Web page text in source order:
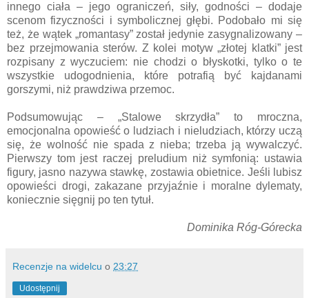
innego ciała – jego ograniczeń, siły, godności – dodaje
scenom fizyczności i symbolicznej głębi. Podobało mi się
też, że wątek „romantasy” został jedynie zasygnalizowany –
bez przejmowania sterów. Z kolei motyw „złotej klatki” jest
rozpisany z wyczuciem: nie chodzi o błyskotki, tylko o te
wszystkie udogodnienia, które potrafią być kajdanami
gorszymi, niż prawdziwa przemoc.
Podsumowując – „Stalowe skrzydła” to mroczna,
emocjonalna opowieść o ludziach i nieludziach, którzy uczą
się, że wolność nie spada z nieba; trzeba ją wywalczyć.
Pierwszy tom jest raczej preludium niż symfonią: ustawia
figury, jasno nazywa stawkę, zostawia obietnice. Jeśli lubisz
opowieści drogi, zakazane przyjaźnie i moralne dylematy,
koniecznie sięgnij po ten tytuł.
Dominika Róg-Górecka
Recenzje na widelcu o 23:27
Udostępnij